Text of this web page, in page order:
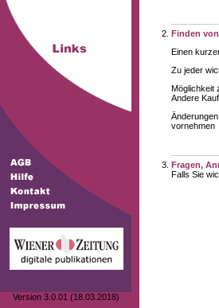
Version 3.0.01 (18.03.2018)
Finden
Einen
Zu jeder
Möglichkeit
Andere
vornehmen
Fragen,
Falls Sie